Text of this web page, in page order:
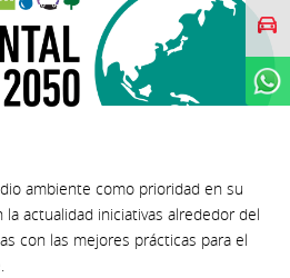
ambiente como prioridad en su
actualidad iniciativas alrededor del
con las mejores prácticas para el
Agendar prueba de
manejo
WhatsApp